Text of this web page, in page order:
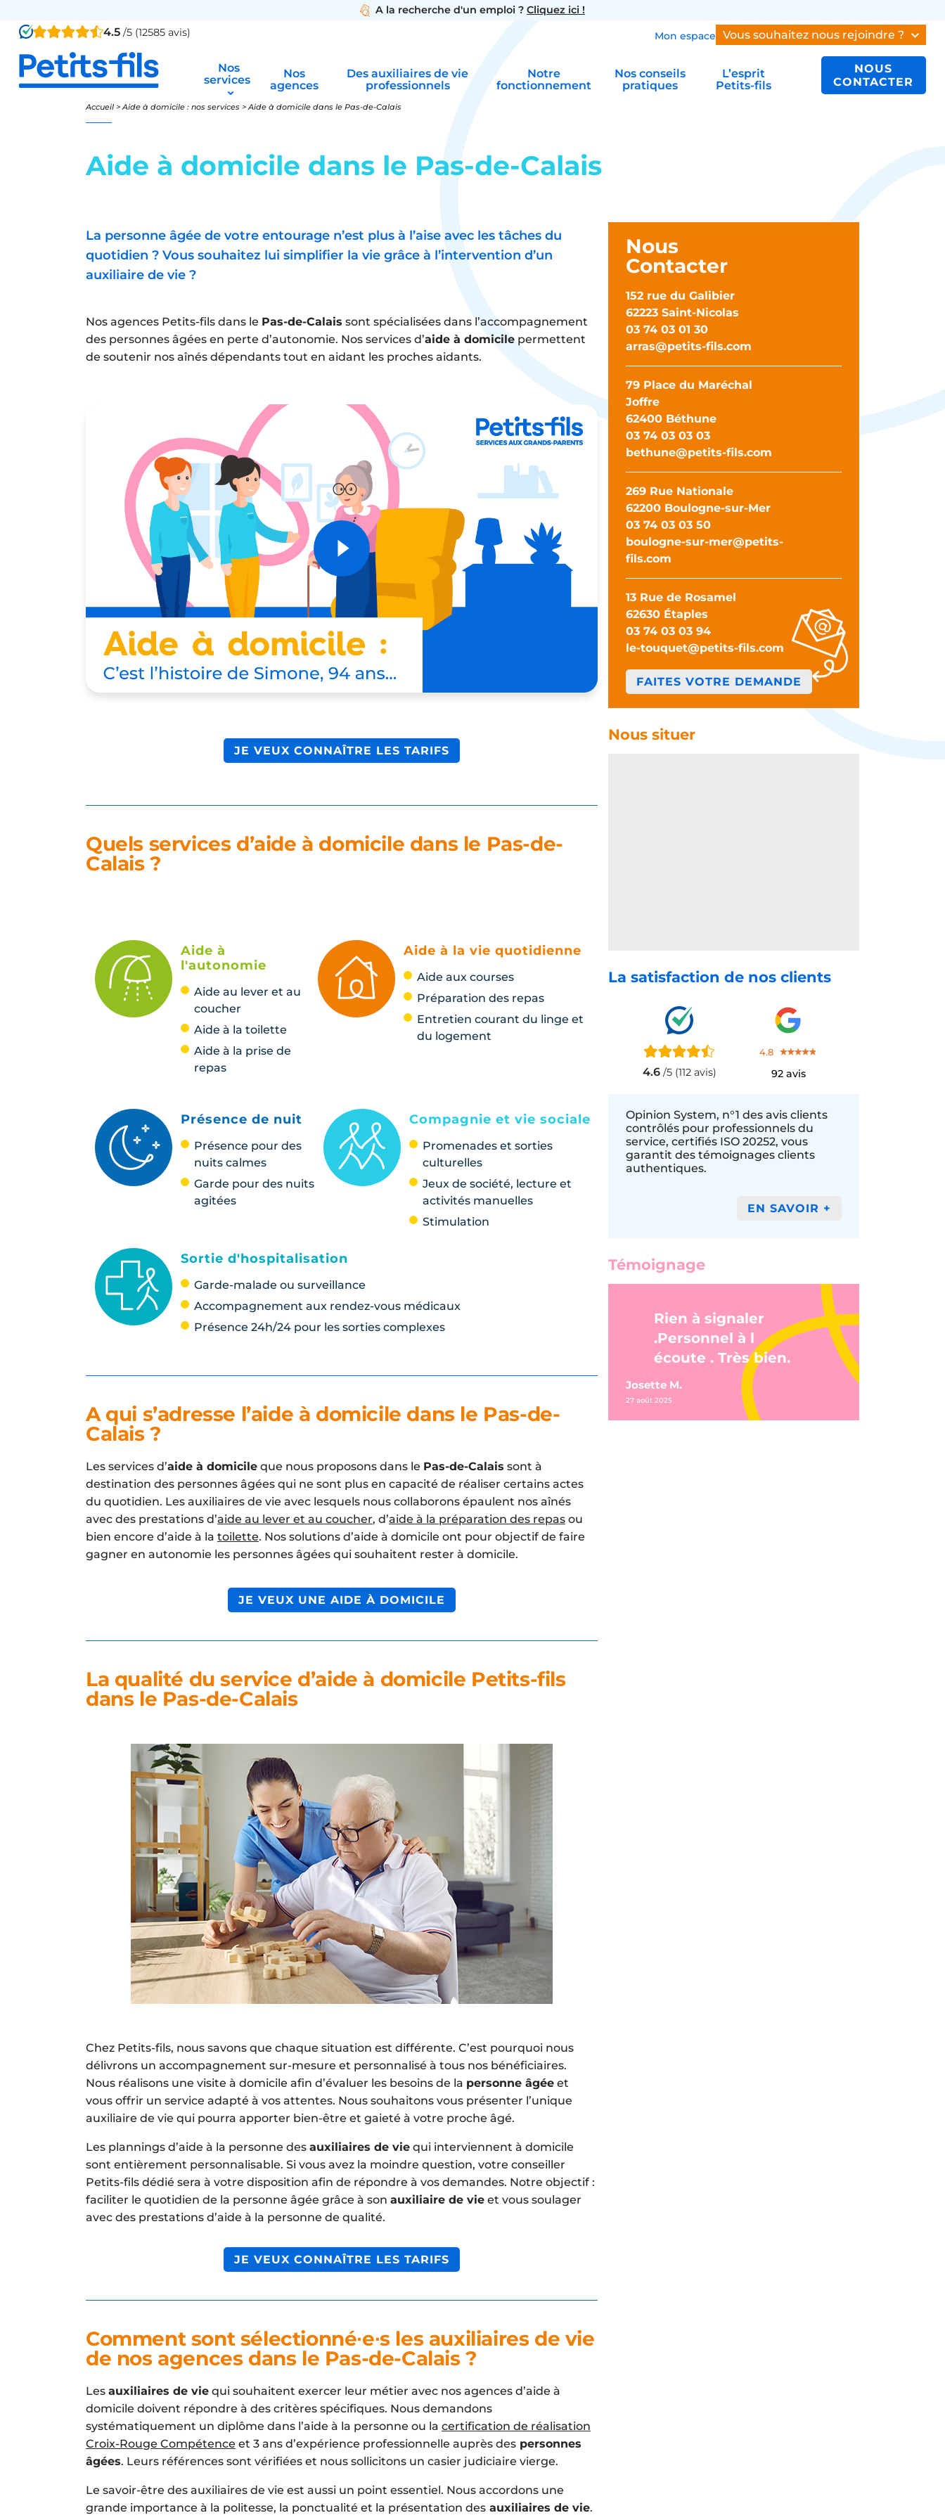
A la recherche d'un emploi ? Cliquez ici !
4.5 /5 (12585 avis) Mon espace Vous souhaitez nous rejoindre ?
Nos
services
Nos
agences
Des auxiliaires de vie
professionnels
Notre
fonctionnement
Nos conseils
pratiques
L’esprit
Petits-fils
NOUS
CONTACTER
Accueil >Aide à domicile : nos services >Aide à domicile dans le Pas-de-Calais
Aide à domicile dans le Pas-de-Calais
La personne âgée de votre entourage n’est plus à l’aise avec les tâches du
quotidien ? Vous souhaitez lui simplifier la vie grâce à l’intervention d’un
auxiliaire de vie ?
Nos agences Petits-fils dans le Pas-de-Calais sont spécialisées dans l’accompagnement
des personnes âgées en perte d’autonomie. Nos services d’aide à domicile permettent
de soutenir nos aînés dépendants tout en aidant les proches aidants.
JE VEUX CONNAÎTRE LES TARIFS
Quels services d’aide à domicile dans le Pas-de-
Calais ?
Aide à
l'autonomie
Aide au lever et au
coucher
Aide à la toilette
Aide à la prise de
repas
Aide à la vie quotidienne
Aide aux courses
Préparation des repas
Entretien courant du linge et
du logement
Présence de nuit
Présence pour des
nuits calmes
Garde pour des nuits
agitées
Compagnie et vie sociale
Promenades et sorties
culturelles
Jeux de société, lecture et
activités manuelles
Stimulation
Sortie d'hospitalisation
Garde-malade ou surveillance
Accompagnement aux rendez-vous médicaux
Présence 24h/24 pour les sorties complexes
A qui s’adresse l’aide à domicile dans le Pas-de-
Calais ?
Les services d’aide à domicile que nous proposons dans le Pas-de-Calais sont à
destination des personnes âgées qui ne sont plus en capacité de réaliser certains actes
du quotidien. Les auxiliaires de vie avec lesquels nous collaborons épaulent nos aînés
avec des prestations d’aide au lever et au coucher, d’aide à la préparation des repas ou
bien encore d’aide à la toilette. Nos solutions d’aide à domicile ont pour objectif de faire
gagner en autonomie les personnes âgées qui souhaitent rester à domicile.
JE VEUX UNE AIDE À DOMICILE
La qualité du service d’aide à domicile Petits-fils
dans le Pas-de-Calais
Chez Petits-fils, nous savons que chaque situation est différente. C’est pourquoi nous
délivrons un accompagnement sur-mesure et personnalisé à tous nos bénéficiaires.
Nous réalisons une visite à domicile afin d’évaluer les besoins de la personne âgée et
vous offrir un service adapté à vos attentes. Nous souhaitons vous présenter l’unique
auxiliaire de vie qui pourra apporter bien-être et gaieté à votre proche âgé.
Les plannings d’aide à la personne des auxiliaires de vie qui interviennent à domicile
sont entièrement personnalisable. Si vous avez la moindre question, votre conseiller
Petits-fils dédié sera à votre disposition afin de répondre à vos demandes. Notre objectif :
faciliter le quotidien de la personne âgée grâce à son auxiliaire de vie et vous soulager
avec des prestations d’aide à la personne de qualité.
JE VEUX CONNAÎTRE LES TARIFS
Comment sont sélectionné∙e∙s les auxiliaires de vie
de nos agences dans le Pas-de-Calais ?
Les auxiliaires de vie qui souhaitent exercer leur métier avec nos agences d’aide à
domicile doivent répondre à des critères spécifiques. Nous demandons
systématiquement un diplôme dans l’aide à la personne ou la certification de réalisation
Croix-Rouge Compétence et 3 ans d’expérience professionnelle auprès des personnes
âgées. Leurs références sont vérifiées et nous sollicitons un casier judiciaire vierge.
Le savoir-être des auxiliaires de vie est aussi un point essentiel. Nous accordons une
grande importance à la politesse, la ponctualité et la présentation des auxiliaires de vie.
Nous
Contacter
152 rue du Galibier
62223 Saint-Nicolas
03 74 03 01 30
arras@petits-fils.com
79 Place du Maréchal
Joffre
62400 Béthune
03 74 03 03 03
bethune@petits-fils.com
269 Rue Nationale
62200 Boulogne-sur-Mer
03 74 03 03 50
boulogne-sur-mer@petits-
fils.com
13 Rue de Rosamel
62630 Étaples
03 74 03 03 94
le-touquet@petits-fils.com
FAITES VOTRE DEMANDE
Nous situer
La satisfaction de nos clients
4.6/5 (112 avis)
4.8
92 avis
Opinion System, n°1 des avis clients
contrôlés pour professionnels du
service, certifiés ISO 20252, vous
garantit des témoignages clients
authentiques.
EN SAVOIR +
Témoignage
Rien à signaler
.Personnel à l
écoute . Très bien.
Josette M.
27 août 2025